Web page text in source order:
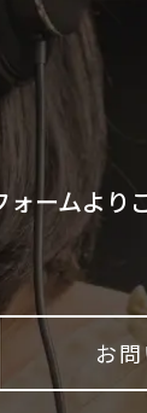
ームより
お